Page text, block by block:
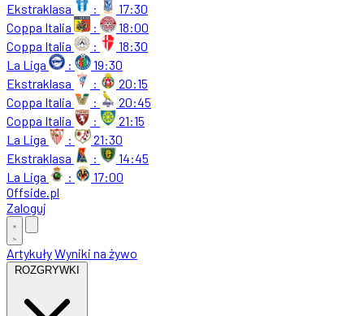
Ekstraklasa
:
17:30
Coppa Italia
:
18:00
Coppa Italia
:
18:30
La Liga
:
19:30
Ekstraklasa
:
20:15
Coppa Italia
:
20:45
Coppa Italia
:
21:15
La Liga
:
21:30
Ekstraklasa
:
14:45
La Liga
:
17:00
Offside.pl
Zaloguj
ArtykułyWyniki na żywo
ROZGRYWKI